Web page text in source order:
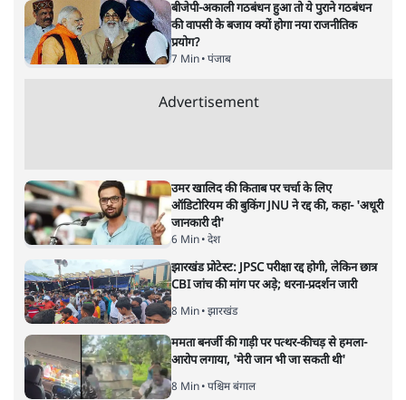
बीजेपी-अकाली गठबंधन हुआ तो ये पुराने गठबंधन
की वापसी के बजाय क्यों होगा नया राजनीतिक
प्रयोग?
7 Min• पंजाब
Advertisement
उमर खालिद की किताब पर चर्चा के लिए
ऑडिटोरियम की बुकिंग JNU ने रद्द की, कहा- 'अधूरी
जानकारी दी'
6 Min• देश
झारखंड प्रोटेस्ट: JPSC परीक्षा रद्द होगी, लेकिन छात्र
CBI जांच की मांग पर अड़े; धरना-प्रदर्शन जारी
8 Min• झारखंड
ममता बनर्जी की गाड़ी पर पत्थर-कीचड़ से हमला-
आरोप लगाया, 'मेरी जान भी जा सकती थी'
8 Min• पश्चिम बंगाल